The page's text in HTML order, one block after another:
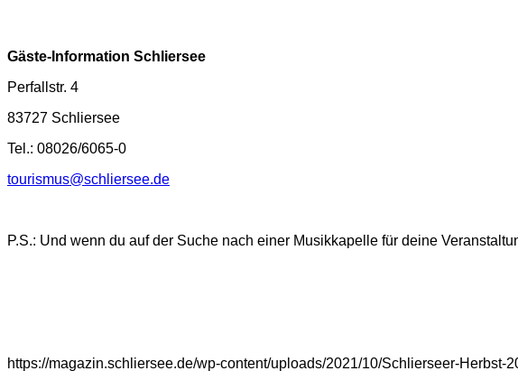
Gäste-Information Schliersee
Perfallstr. 4
83727 Schliersee
Tel.: 08026/6065-0
tourismus@schliersee.de
P.S.: Und wenn du auf der Suche nach einer Musikkapelle für deine
https://magazin.schliersee.de/wp-content/uploads/2021/10/Schlierseer-Herbst-